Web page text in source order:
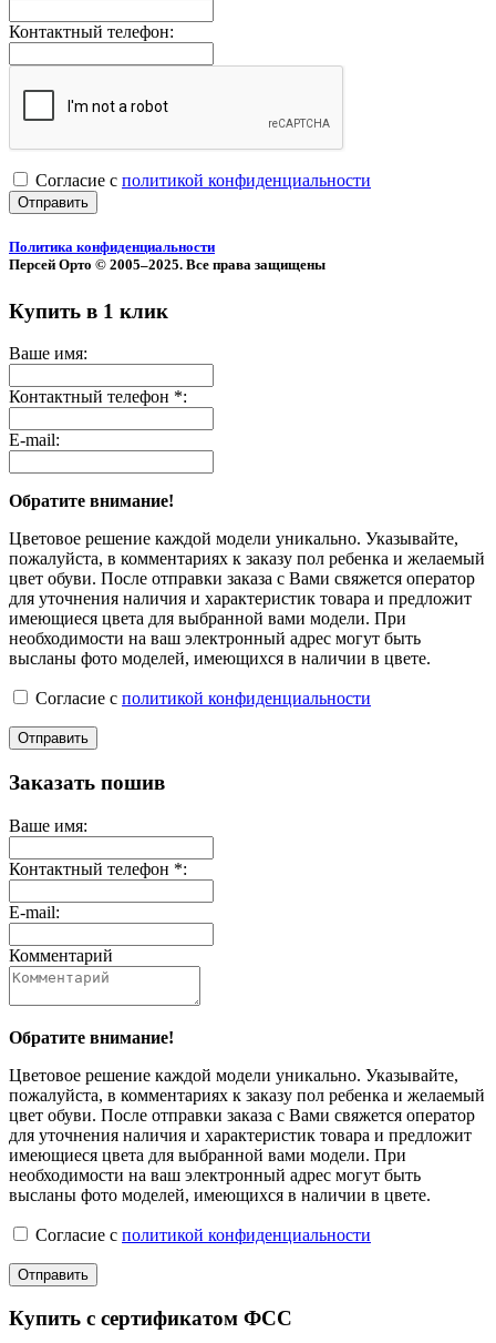
Контактный телефон:
Согласие с политикой конфиденциальности
Отправить
Политика конфиденциальности
Персей Орто © 2005–2025. Все права защищены
Купить в 1 клик
Ваше имя:
Контактный телефон *:
E-mail:
Обратите внимание!
Цветовое решение каждой модели уникально. Указывайте,
пожалуйста, в комментариях к заказу пол ребенка и желаемый
цвет обуви. После отправки заказа с Вами свяжется оператор
для уточнения наличия и характеристик товара и предложит
имеющиеся цвета для выбранной вами модели. При
необходимости на ваш электронный адрес могут быть
высланы фото моделей, имеющихся в наличии в цвете.
Согласие с политикой конфиденциальности
Отправить
Заказать пошив
Ваше имя:
Контактный телефон *:
E-mail:
Комментарий
Обратите внимание!
Цветовое решение каждой модели уникально. Указывайте,
пожалуйста, в комментариях к заказу пол ребенка и желаемый
цвет обуви. После отправки заказа с Вами свяжется оператор
для уточнения наличия и характеристик товара и предложит
имеющиеся цвета для выбранной вами модели. При
необходимости на ваш электронный адрес могут быть
высланы фото моделей, имеющихся в наличии в цвете.
Согласие с политикой конфиденциальности
Отправить
Купить с сертификатом ФСС